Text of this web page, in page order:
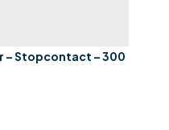
– Stopcontact – 300